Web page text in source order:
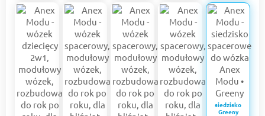
siedzisko
Greeny